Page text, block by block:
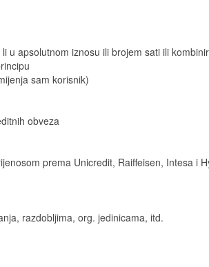
u apsolutnom iznosu ili brojem sati ili
sam korisnik)
obveza
prema Unicredit, Raiffeisen, Intesa i
razdobljima, org. jedinicama, itd.